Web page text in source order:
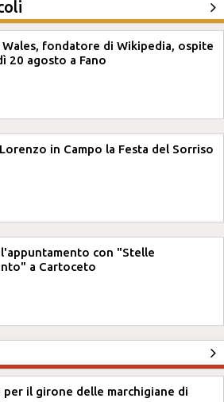
Wales, fondatore di Wikipedia, ospite
20 agosto a Fano
in Campo la Festa del Sorriso
con "Stelle
a Cartoceto
per il girone delle marchigiane di